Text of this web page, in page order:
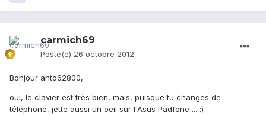
carmich69
Posté(e) 26 octobre 2012
Bonjour anto62800,
oui, le clavier est très bien, mais, puisque tu changes de
téléphone, jette aussi un oeil sur l'Asus Padfone ... :)